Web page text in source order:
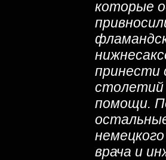
которые
принести
столетий
помощи.
врача и